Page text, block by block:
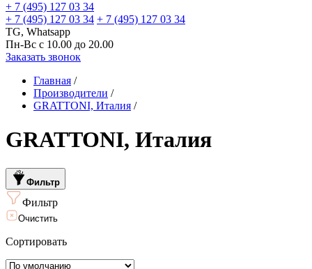
+ 7 (495) 127 03 34
+ 7 (495) 127 03 34 + 7 (495) 127 03 34
TG, Whatsapp
Пн-Вс с 10.00 до 20.00
Заказать звонок
Главная /
Производители /
GRATTONI, Италия /
GRATTONI, Италия
Фильтр
Фильтр
Очистить
Сортировать